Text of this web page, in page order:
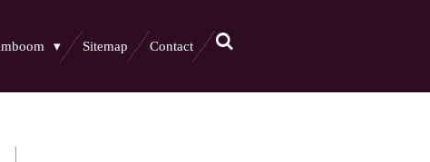
Sitemap Contact